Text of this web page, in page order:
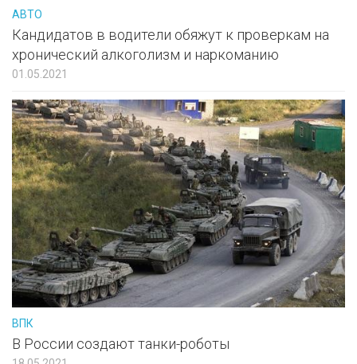
АВТО
Кандидатов в водители обяжут к проверкам на
хронический алкоголизм и наркоманию
01.05.2021
ВПК
В России создают танки-роботы